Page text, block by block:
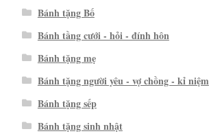
Bánh tặng Bố
Bánh tầng cưới - hỏi - đính hôn
Bánh tặng mẹ
Bánh tặng người yêu - vợ chồng - kỉ niệm
Bánh tặng sếp
Bánh tặng sinh nhật